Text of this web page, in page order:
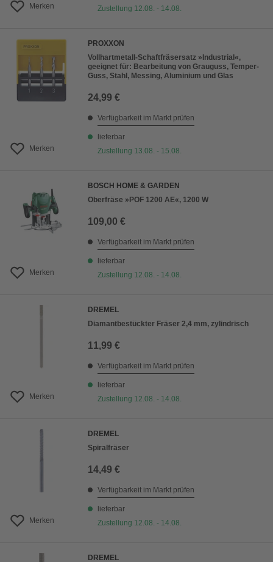
Merken
Zustellung 12.08. - 14.08.
Merken
PROXXON
Vollhartmetall-Schaftfräsersatz »Industrial«,
geeignet für: Bearbeitung von Grauguss, Temper-
Guss, Stahl, Messing, Aluminium und Glas
24,99 €
Verfügbarkeit im Markt prüfen
lieferbar
Zustellung 13.08. - 15.08.
Merken
BOSCH HOME & GARDEN
Oberfräse »POF 1200 AE«, 1200 W
109,00 €
Verfügbarkeit im Markt prüfen
lieferbar
Zustellung 12.08. - 14.08.
Merken
DREMEL
Diamantbestückter Fräser 2,4 mm, zylindrisch
11,99 €
Verfügbarkeit im Markt prüfen
lieferbar
Zustellung 12.08. - 14.08.
Merken
DREMEL
Spiralfräser
14,49 €
Verfügbarkeit im Markt prüfen
lieferbar
Zustellung 12.08. - 14.08.
DREMEL